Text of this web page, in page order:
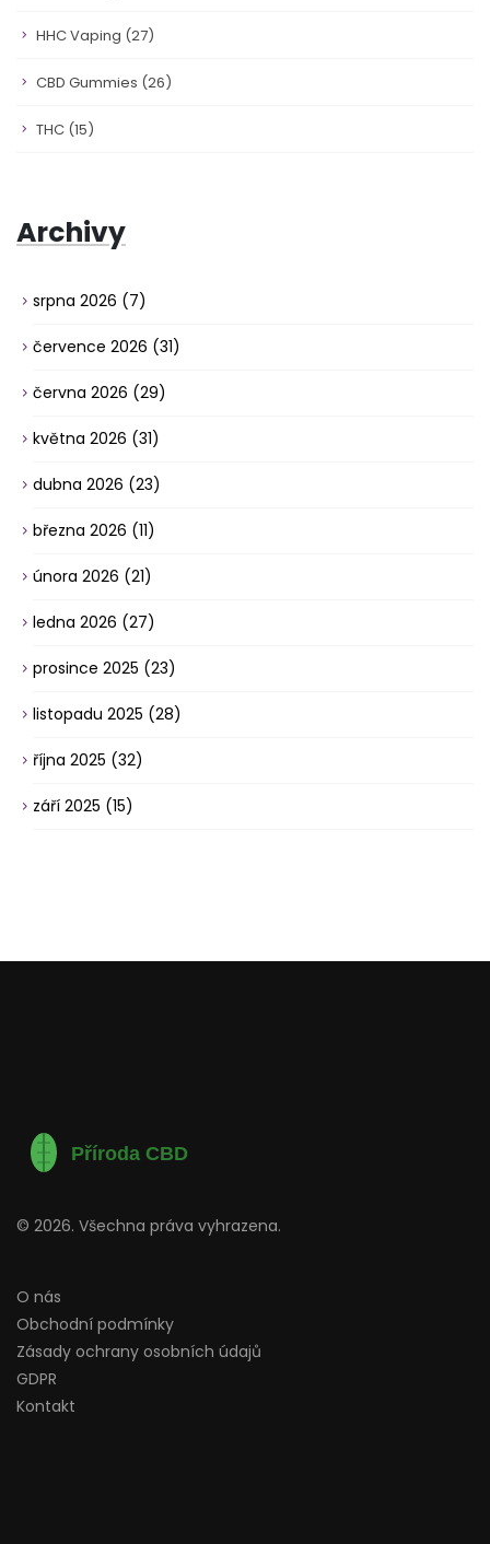
HHC Vaping (27)
CBD Gummies (26)
THC (15)
Archivy
srpna 2026 (7)
července 2026 (31)
června 2026 (29)
května 2026 (31)
dubna 2026 (23)
března 2026 (11)
února 2026 (21)
ledna 2026 (27)
prosince 2025 (23)
listopadu 2025 (28)
října 2025 (32)
září 2025 (15)
© 2026. Všechna práva vyhrazena.
O nás
Obchodní podmínky
Zásady ochrany osobních údajů
GDPR
Kontakt